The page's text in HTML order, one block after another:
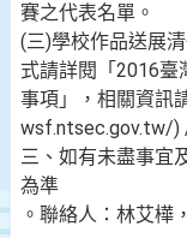
賽之代表名單。
(三)學校作品送展
式請詳閱「2016臺
事項」，相關資訊
wsf.ntsec.gov.tw/)
三、如有未盡事宜
為準
。聯絡人：林艾樺